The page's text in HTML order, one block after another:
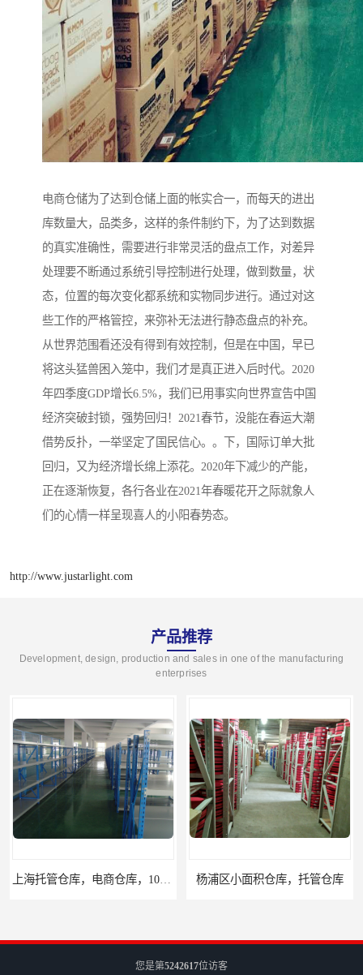
电商仓储为了达到仓储上面的帐实合一，而每天的进出
库数量大，品类多，这样的条件制约下，为了达到数据
的真实准确性，需要进行非常灵活的盘点工作，对差异
处理要不断通过系统引导控制进行处理，做到数量，状
态，位置的每次变化都系统和实物同步进行。通过对这
些工作的严格管控，来弥补无法进行静态盘点的补充。
从世界范围看还没有得到有效控制，但是在中国，早已
将这头猛兽困入笼中，我们才是真正进入后时代。2020
年四季度GDP增长6.5%，我们已用事实向世界宣告中国
经济突破封锁，强势回归！2021春节，没能在春运大潮
借势反扑，一举坚定了国民信心。。下，国际订单大批
回归，又为经济增长绵上添花。2020年下减少的产能，
正在逐渐恢复，各行各业在2021年春暖花开之际就象人
们的心情一样呈现喜人的小阳春势态。
http://www.justarlight.com
产品推荐
Development, design, production and sales in one of the manufacturing
enterprises
杨浦区小面积仓库，托管仓库
您是第5242617位访客